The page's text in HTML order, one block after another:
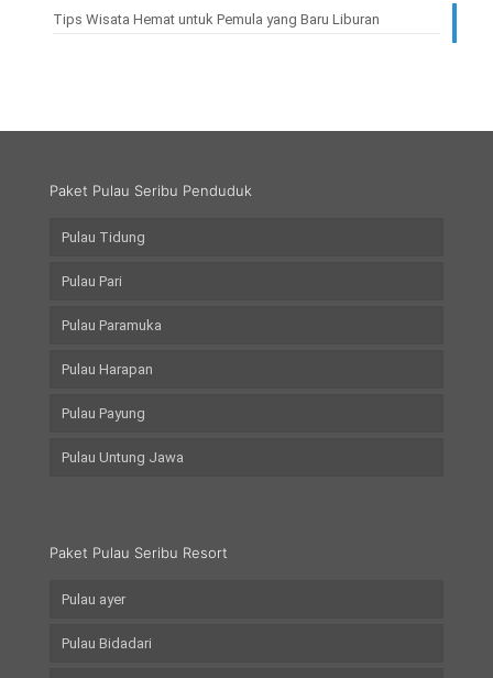
Tips Wisata Hemat untuk Pemula yang Baru Liburan
Paket Pulau Seribu Penduduk
Pulau Tidung
Pulau Pari
Pulau Paramuka
Pulau Harapan
Pulau Payung
Pulau Untung Jawa
Paket Pulau Seribu Resort
Pulau ayer
Pulau Bidadari